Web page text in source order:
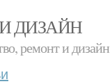
ДИЗАЙН
ремонт и дизайн